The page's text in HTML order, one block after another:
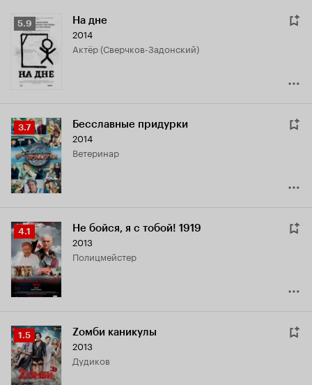
Рейтинг
Кинопоиска
5.9
5.9 На дне
2014
Актёр (Сверчков-Задонский)
Рейтинг
Кинопоиска
3.7
3.7 Бесславные придурки
2014
ветеринар
Рейтинг
Кинопоиска
4.1
4.1 Не бойся, я с тобой! 1919
2013
полицмейстер
Рейтинг
Кинопоиска
1.5
1.5 Zомби каникулы
2013
Дудиков